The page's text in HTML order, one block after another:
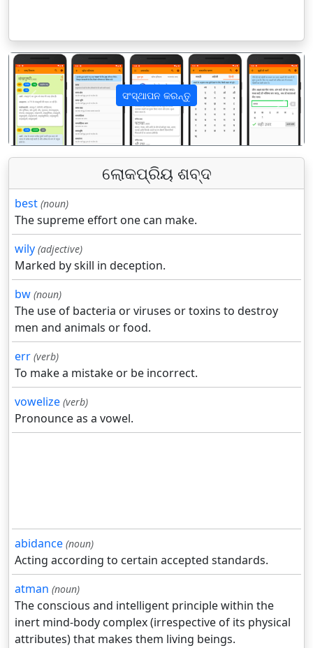
ସଂସ୍ଥାପନ କରନ୍ତୁ
पिछला अगला
ଲୋକପ୍ରିୟ ଶବ୍ଦ
best (noun)
The supreme effort one can make.
wily (adjective)
Marked by skill in deception.
bw (noun)
The use of bacteria or viruses or toxins to destroy
men and animals or food.
err (verb)
To make a mistake or be incorrect.
vowelize (verb)
Pronounce as a vowel.
abidance (noun)
Acting according to certain accepted standards.
atman (noun)
The conscious and intelligent principle within the
inert mind-body complex (irrespective of its physical
attributes) that makes them living beings.